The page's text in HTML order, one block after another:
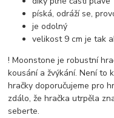
píská, odráží se,
je odolný
velikost 9 cm je tak
! Moonstone je robustní
kousání a žvýkání. Není to
hračky doporučujeme pro
zdálo, že hračka utrpěla
seberte.